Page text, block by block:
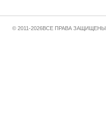
© 2011-2026ВСЕ ПРАВА ЗАЩИЩЕНЫ